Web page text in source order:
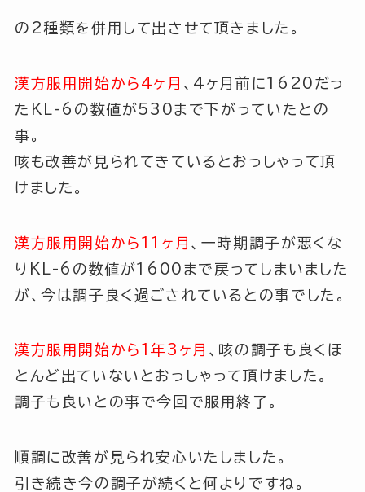
の2種類を併用して出させて頂きました。
漢方服用開始から4ヶ月 、4ヶ月前に1620だっ
たKL-6の数値が530まで下がっていたとの
事。
咳も改善が見られてきているとおっしゃって頂
けました。
漢方服用開始から11ヶ月 、一時期調子が悪くな
りKL-6の数値が1600まで戻ってしまいました
が、今は調子良く過ごされているとの事でした。
漢方服用開始から1年3ヶ月 、咳の調子も良くほ
とんど出ていないとおっしゃって頂けました。
調子も良いとの事で今回で服用終了。
順調に改善が見られ安心いたしました。
引き続き今の調子が続くと何よりですね。